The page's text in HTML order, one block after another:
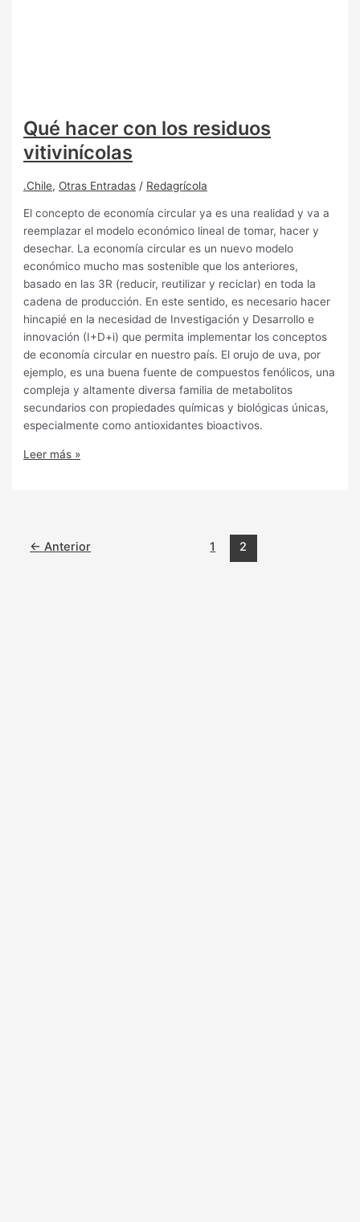
Qué hacer con los residuos
vitivinícolas
.Chile, Otras Entradas / Redagrícola
El concepto de economía circular ya es una realidad y va a
reemplazar el modelo económico lineal de tomar, hacer y
desechar. La economía circular es un nuevo modelo
económico mucho mas sostenible que los anteriores,
basado en las 3R (reducir, reutilizar y reciclar) en toda la
cadena de producción. En este sentido, es necesario hacer
hincapié en la necesidad de Investigación y Desarrollo e
innovación (I+D+i) que permita implementar los conceptos
de economía circular en nuestro país. El orujo de uva, por
ejemplo, es una buena fuente de compuestos fenólicos, una
compleja y altamente diversa familia de metabolitos
secundarios con propiedades químicas y biológicas únicas,
especialmente como antioxidantes bioactivos.
Leer más »
← Anterior 1 2